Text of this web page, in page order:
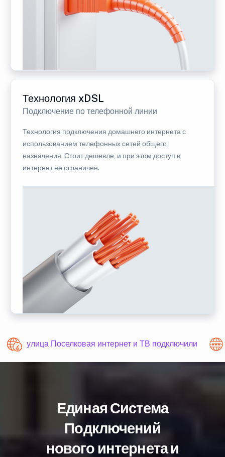
Технология xDSL
Подключение по телефонной линии
Технология подключения домашнего интернета с
использованием телефонных сетей общего
назначения. Стоит дешевле, и при этом доступ в
интернет не ограничен.
улица Поселковая интернет и ТВ подключили
Единая Система
Подключений
нового интернета и